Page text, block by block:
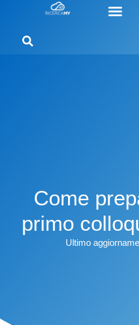
Come
primo
Ultimo